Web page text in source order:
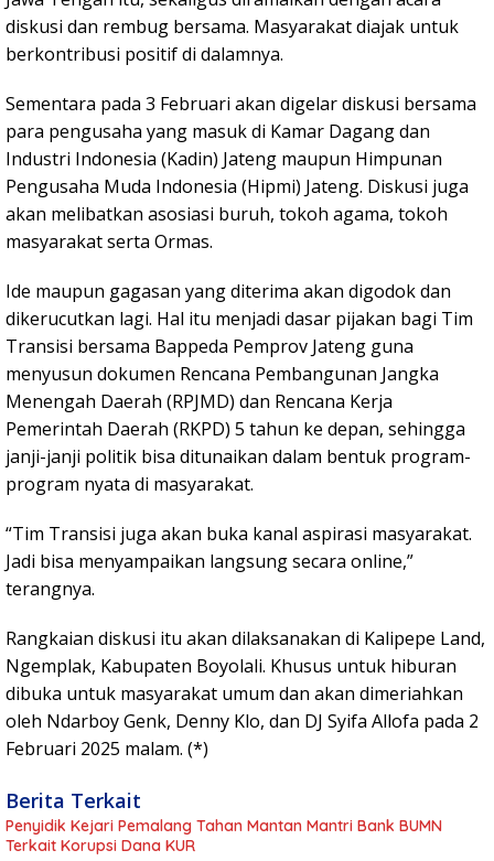
diskusi dan rembug bersama. Masyarakat diajak untuk
berkontribusi positif di dalamnya.
Sementara pada 3 Februari akan digelar diskusi bersama
para pengusaha yang masuk di Kamar Dagang dan
Industri Indonesia (Kadin) Jateng maupun Himpunan
Pengusaha Muda Indonesia (Hipmi) Jateng. Diskusi juga
akan melibatkan asosiasi buruh, tokoh agama, tokoh
masyarakat serta Ormas.
Ide maupun gagasan yang diterima akan digodok dan
dikerucutkan lagi. Hal itu menjadi dasar pijakan bagi Tim
Transisi bersama Bappeda Pemprov Jateng guna
menyusun dokumen Rencana Pembangunan Jangka
Menengah Daerah (RPJMD) dan Rencana Kerja
Pemerintah Daerah (RKPD) 5 tahun ke depan, sehingga
janji-janji politik bisa ditunaikan dalam bentuk program-
program nyata di masyarakat.
“Tim Transisi juga akan buka kanal aspirasi masyarakat.
Jadi bisa menyampaikan langsung secara online,”
terangnya.
Rangkaian diskusi itu akan dilaksanakan di Kalipepe Land,
Ngemplak, Kabupaten Boyolali. Khusus untuk hiburan
dibuka untuk masyarakat umum dan akan dimeriahkan
oleh Ndarboy Genk, Denny Klo, dan DJ Syifa Allofa pada 2
Februari 2025 malam. (*)
Berita Terkait
Penyidik Kejari Pemalang Tahan Mantan Mantri Bank BUMN
Terkait Korupsi Dana KUR